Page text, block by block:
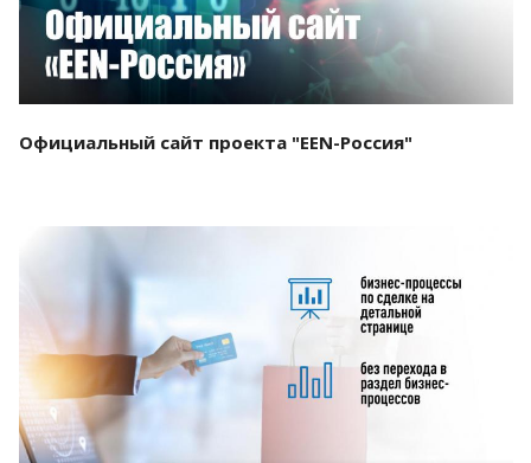
Официальный сайт проекта "EEN-Россия"